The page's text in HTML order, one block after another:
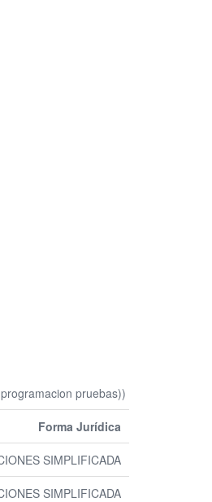
pruebas))
Forma Jurídica
SIMPLIFICADA
SIMPLIFICADA